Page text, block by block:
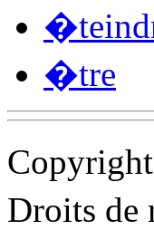
�tre
Droits de